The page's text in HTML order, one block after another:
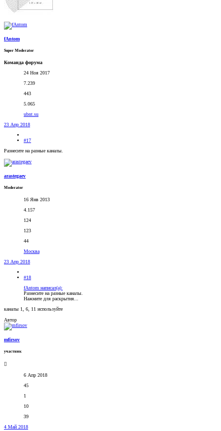
fAntom
Super Moderator
Команда форума
24 Ноя 2017
7.239
443
5.065
ubnt.su
23 Апр 2018
#17
Разнесите на разные каналы.
arastegaev
Moderator
16 Янв 2013
4.157
124
123
44
Москва
23 Апр 2018
#18
fAntom написал(а):
Разнесите на разные каналы.
Нажмите для раскрытия...
каналы 1, 6, 11 используйте
Автор
mfirsov
участник
6 Апр 2018
45
1
10
39
4 Май 2018